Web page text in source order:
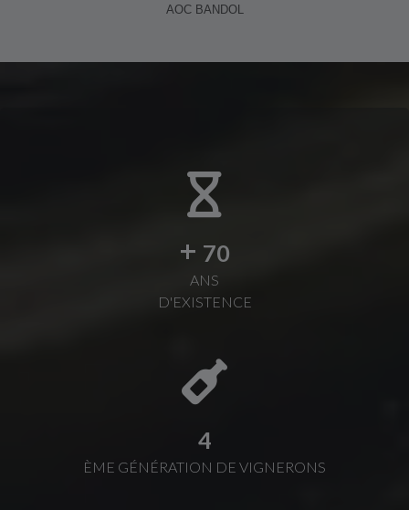
AOC BANDOL
+ 70
ANS
D'EXISTENCE
4
ÈME GÉNÉRATION DE VIGNERONS